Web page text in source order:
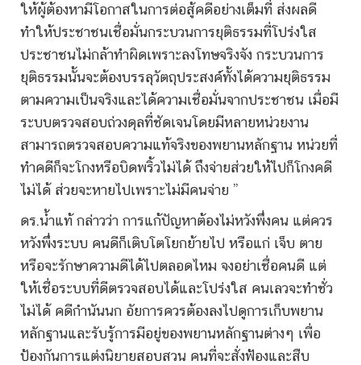
ให้ผู้ต้องหามีโอกาสในการต่อสู้คดีอย่างเต็มที่ ส่งผลดี
ทำให้ประชาชนเชื่อมั่นกระบวนการยุติธรรมที่โปร่งใส
ประชาชนไม่กล้าทำผิดเพราะลงโทษจริงจัง กระบวนการ
ยุติธรรมนั้นจะต้องบรรลุวัตถุประสงค์ทั้งได้ความยุติธรรม
ตามความเป็นจริงและได้ความเชื่อมั่นจากประชาชน เมื่อมี
ระบบตรวจสอบถ่วงดุลที่ชัดเจนโดยมีหลายหน่วยงาน
สามารถตรวจสอบความแท้จริงของพยานหลักฐาน หน่วยที่
ทำคดีก็จะโกงหรือบิดพริ้วไม่ได้ ถึงจ่ายส่วยให้ไปก็โกงคดี
ไม่ได้ ส่วยจะหายไปเพราะไม่มีคนจ่าย ”
ดร.น้ำแท้ กล่าวว่า การแก้ปัญหาต้องไม่หวังพึ่งคน แต่ควร
หวังพึ่งระบบ คนดีก็เติบโตโยกย้ายไป หรือแก่ เจ็บ ตาย
หรือจะรักษาความดีได้ไปตลอดไหม จงอย่าเชื่อคนดี แต่
ให้เชื่อระบบที่ดีตรวจสอบได้และโปร่งใส คนเลวจะทำชั่ว
ไม่ได้ คดีกำนันนก อัยการควรต้องลงไปดูการเก็บพยาน
หลักฐานและรับรู้การมีอยู่ของพยานหลักฐานต่างๆ เพื่อ
ป้องกันการแต่งนิยายสอบสวน คนที่จะสั่งฟ้องและสืบ